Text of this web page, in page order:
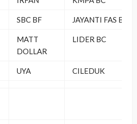
SBC BF JAYANTI FAS BC
MATT
DOLLAR
LIDER BC
UYA CILEDUK